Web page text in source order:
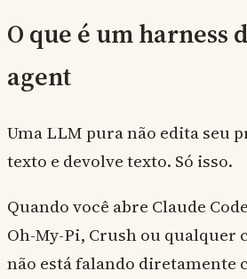
O que é um harness
agent
Uma LLM pura não edita seu
texto e devolve texto. Só isso.
Quando você abre Claude
Oh-My-Pi, Crush ou qualquer
não está falando diretamente